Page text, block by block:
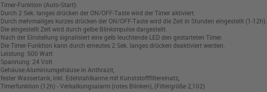
Timer-Funktion (Auto-Start):
Durch 2 Sek. langes drücken der ON/OFF-Taste wird der Timer aktiviert.
Durch mehrmaliges kurzes drücken der ON/OFF-Taste wird die Zeit in Stunden eingestellt (1-12h).
Die eingestellt Zeit wird durch gelbe Blinkimpulse dargestellt.
Nach der Einstellung signalisiert eine gelb leuchtende LED den gestarteten Timer.
Die Timer-Funktion kann durch erneutes 2 Sek. langes drücken deaktiviert werden.
Leistung: 500 Watt
Spannung: 24 Volt
Gehäuse:Aluminiumgehäuse in Anthrazit,
fester Wassertank, inkl. Edelstahlkanne mit Kunststofffiltereinatz,
Timerfunktion (12h) - Verkalkungsalarm (rotes Blinken), (Filtergröße 2,102)